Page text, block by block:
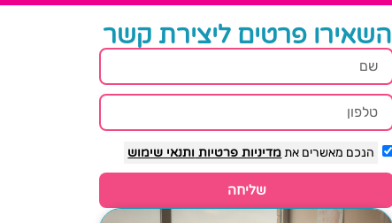
השאירו פרטים ליצירת קשר
הנכם מאשרים אתמדיניות פרטיות ותנאי שימוש
שליחה